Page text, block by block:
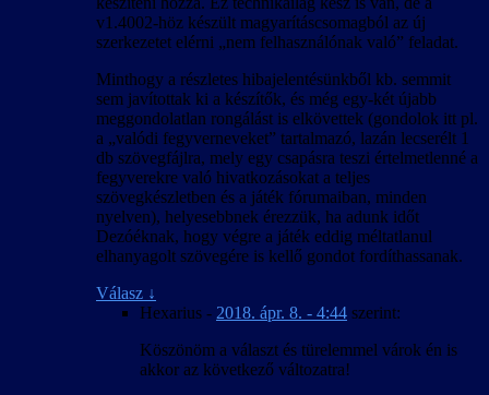
v1.4002-höz készült magyarításcsomagból az új
szerkezetet elérni „nem felhasználónak való” feladat.
Minthogy a részletes hibajelentésünkből kb. semmit
sem javítottak ki a készítők, és még egy-két újabb
meggondolatlan rongálást is elkövettek (gondolok itt pl.
a „valódi fegyverneveket” tartalmazó, lazán lecserélt 1
db szövegfájlra, mely egy csapásra teszi értelmetlenné a
fegyverekre való hivatkozásokat a teljes
szövegkészletben és a játék fórumaiban, minden
nyelven), helyesebbnek érezzük, ha adunk időt
Dezóéknak, hogy végre a játék eddig méltatlanul
elhanyagolt szövegére is kellő gondot fordíthassanak.
Válasz ↓
Hexarius - 2018. ápr. 8. - 4:44 szerint:
Köszönöm a választ és türelemmel várok én is
akkor az következő változatra!